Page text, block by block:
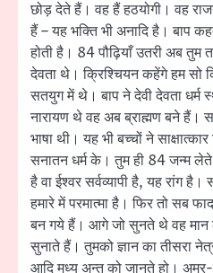
छोड़ देते हैं। वह हैं हठयोगी। वह
हैं – यह भक्ति भी अनादि है। बाप
होती है। 84 पौढ़ियाँ उतरी अब तुम
देवता थे। क्रिश्चियन कहेंगे हम सो
सतयुग में थे। बाप ने देवी देवता धर्म
नारायण थे वह अब ब्राह्मण बने हैं।
भाषा थी। यह भी बच्चों ने
सनातन धर्म के। तुम ही 84 जन्म
है वा ईश्वर सर्वव्यापी है, यह रांग
हमारे में परमात्मा है। फिर तो सब
बन गये हैं। आगे जो सुनते थे वह
सुनाते हैं। तुमको ज्ञान का तीसरा
आदि मध्य अन्त को जानते हो।